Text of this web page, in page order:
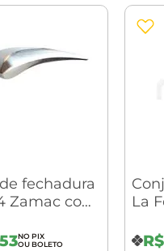
fechadura
Zamac com
53
La
621R$